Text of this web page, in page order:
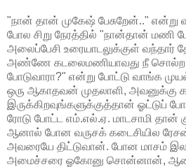
"நான் தான் முகேஷ் பேசுறேன்.." என்று
போல சிறு நேரத்தில் "நான்தான் மணி
அலைப்பேசி உரையாடலுக்குள் வந்தார்
அண்ணே கடலைமணியாவது நீ சொல்ற
போடுவாரா?" என்று போட்டு வாங்க
ஒரு ஆகாதவன் முதலாளி, அவனுக்கு
இருக்கிறவுங்களுக்குத்தான் ஓட்டுப்
ரோடு போட்ட எம்.எல்.ஏ. மாடசாமி தான்
ஆனால் போன வருசக் கடைசியில ரேசன்
அவரையே திட்டுவான். போன மாசம்
அமைச்சரை ஓகோனு சொன்னான்,